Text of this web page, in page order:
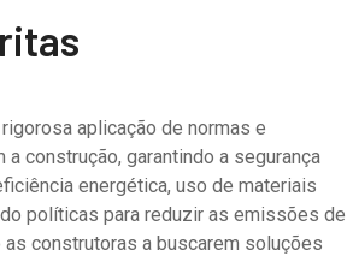
aplicação de normas e
construção, garantindo a segurança
energética, uso de materiais
políticas para reduzir as emissões de
construtoras a buscarem soluções